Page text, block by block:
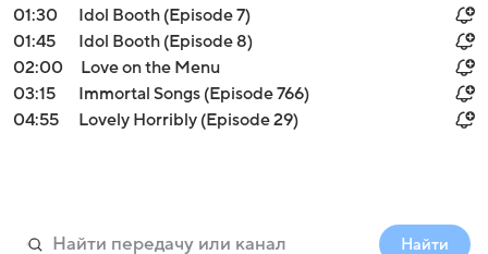
01:30
Idol Booth (Episode 7)
01:45
Idol Booth (Episode 8)
02:00
Love on the Menu
03:15
Immortal Songs (Episode 766)
04:55
Lovely Horribly (Episode 29)
Найти